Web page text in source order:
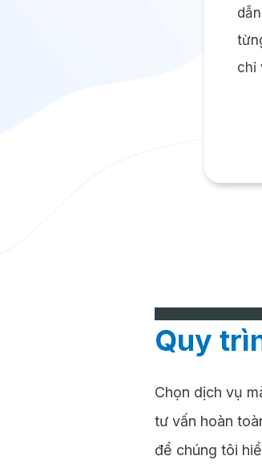
chỉ
Quy
Chọn dịch vụ
tư vấn hoàn
để chúng tôi